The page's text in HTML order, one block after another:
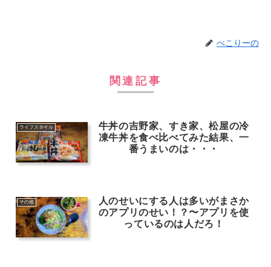
ぺこりーの
関連記事
ライフスタイル
牛丼の吉野家、すき家、松屋の冷
凍牛丼を食べ比べてみた結果、一
番うまいのは・・・
その他
人のせいにする人は多いがまさか
のアプリのせい！？〜アプリを使
っているのは人だろ！